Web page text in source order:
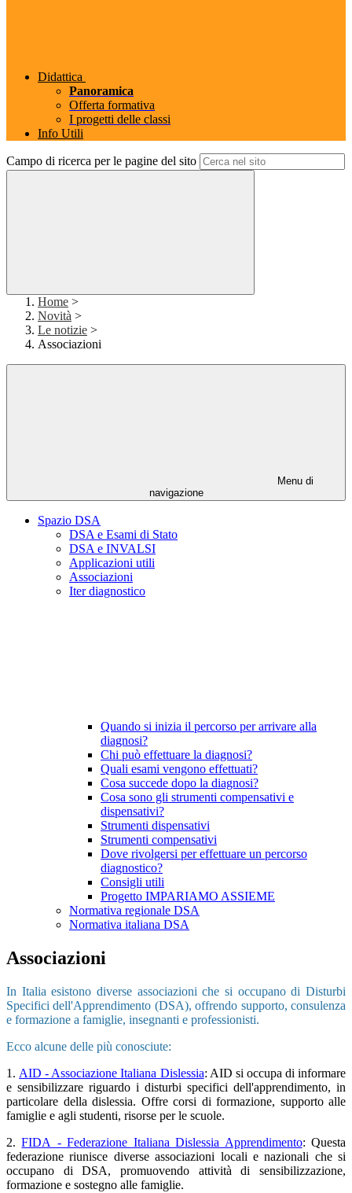
Didattica
Panoramica
Offerta formativa
I progetti delle classi
Info Utili
Campo di ricerca per le pagine del sito
Home >
Novità >
Le notizie >
Associazioni
Menu di
navigazione
Spazio DSA
DSA e Esami di Stato
DSA e INVALSI
Applicazioni utili
Associazioni
Iter diagnostico
Quando si inizia il percorso per arrivare alla
diagnosi?
Chi può effettuare la diagnosi?
Quali esami vengono effettuati?
Cosa succede dopo la diagnosi?
Cosa sono gli strumenti compensativi e
dispensativi?
Strumenti dispensativi
Strumenti compensativi
Dove rivolgersi per effettuare un percorso
diagnostico?
Consigli utili
Progetto IMPARIAMO ASSIEME
Normativa regionale DSA
Normativa italiana DSA
Associazioni
In Italia esistono diverse associazioni che si occupano di Disturbi
Specifici dell'Apprendimento (DSA), offrendo supporto, consulenza
e formazione a famiglie, insegnanti e professionisti.
Ecco alcune delle più conosciute:
1. AID - Associazione Italiana Dislessia: AID si occupa di informare
e sensibilizzare riguardo i disturbi specifici dell'apprendimento, in
particolare della dislessia. Offre corsi di formazione, supporto alle
famiglie e agli studenti, risorse per le scuole.
2.FIDA - Federazione Italiana Dislessia Apprendimento: Questa
federazione riunisce diverse associazioni locali e nazionali che si
occupano di DSA, promuovendo attività di sensibilizzazione,
formazione e sostegno alle famiglie.